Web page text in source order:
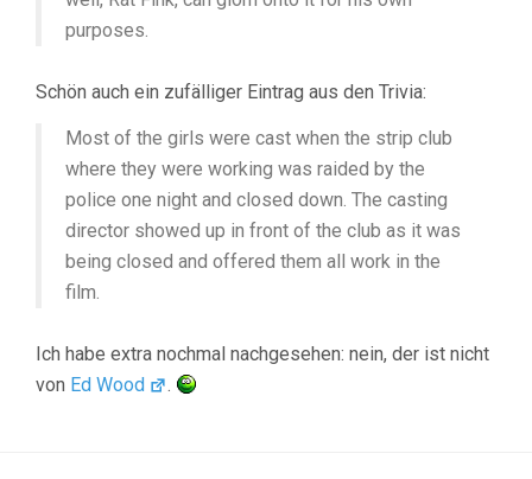
purposes.
Schön auch ein zufälliger Eintrag aus den Trivia:
Most of the girls were cast when the strip club
where they were working was raided by the
police one night and closed down. The casting
director showed up in front of the club as it was
being closed and offered them all work in the
film.
Ich habe extra nochmal nachgesehen: nein, der ist nicht
von Ed Wood .